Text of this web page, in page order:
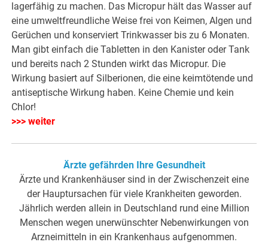
lagerfähig zu machen. Das Micropur hält das Wasser auf
eine umweltfreundliche Weise frei von Keimen, Algen und
Gerüchen und konserviert Trinkwasser bis zu 6 Monaten.
Man gibt einfach die Tabletten in den Kanister oder Tank
und bereits nach 2 Stunden wirkt das Micropur. Die
Wirkung basiert auf Silberionen, die eine keimtötende und
antiseptische Wirkung haben. Keine Chemie und kein
Chlor!
>>> weiter
Ärzte gefährden Ihre Gesundheit
Ärzte und Krankenhäuser sind in der Zwischenzeit eine
der Hauptursachen für viele Krankheiten geworden.
Jährlich werden allein in Deutschland rund eine Million
Menschen wegen unerwünschter Nebenwirkungen von
Arzneimitteln in ein Krankenhaus aufgenommen.